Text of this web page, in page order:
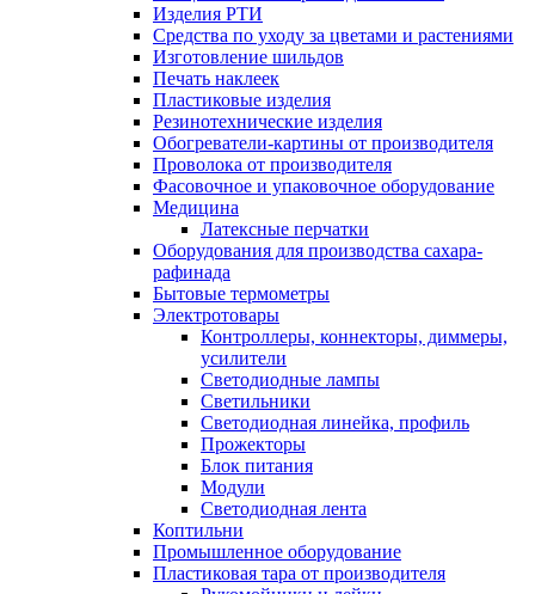
Изделия РТИ
Средства по уходу за цветами и растениями
Изготовление шильдов
Печать наклеек
Пластиковые изделия
Резинотехнические изделия
Обогреватели-картины от производителя
Проволока от производителя
Фасовочное и упаковочное оборудование
Медицина
Латексные перчатки
Оборудования для производства сахара-
рафинада
Бытовые термометры
Электротовары
Контроллеры, коннекторы, диммеры,
усилители
Светодиодные лампы
Светильники
Светодиодная линейка, профиль
Прожекторы
Блок питания
Модули
Светодиодная лента
Коптильни
Промышленное оборудование
Пластиковая тара от производителя